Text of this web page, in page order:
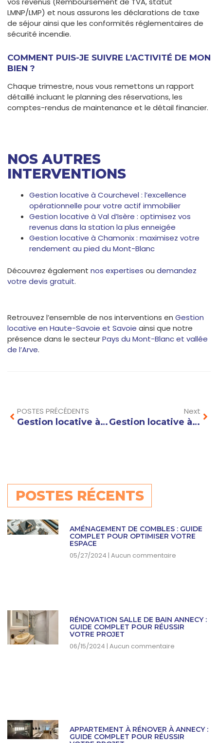
LMNP/LMP) et nous assurons les déclarations de taxe
de séjour ainsi que les conformités réglementaires de
sécurité incendie.
COMMENT PUIS-JE SUIVRE L’ACTIVITÉ DE MON
BIEN ?
Chaque trimestre, nous vous remettons un rapport
détaillé incluant le planning des réservations, les
comptes-rendus de maintenance et le détail financier.
NOS AUTRES
INTERVENTIONS
Gestion locative à Courchevel : l’excellence
opérationnelle pour votre actif immobilier
Gestion locative à Val d’Isère : optimisez vos
revenus dans la station la plus enneigée
Gestion locative à Chamonix : maximisez votre
rendement au pied du Mont-Blanc
Découvrez également nos expertises ou demandez
votre devis gratuit.
Retrouvez l’ensemble de nos interventions en Gestion
locative en Haute-Savoie et Savoie ainsi que notre
présence dans le secteurPays du Mont-Blanc et vallée
de l’Arve.
POSTES PRÉCÉDENTS
Gestion locative à Val d’Isère : optimisez vos revenus dans la station la plus enneigée
Next
Gestion locative à Courchevel : l’excellence opérationnelle pour votre actif immobilier
POSTES RÉCENTS
AMÉNAGEMENT DE COMBLES : GUIDE
COMPLET POUR OPTIMISER VOTRE
ESPACE
05/27/2024 Aucun commentaire
RÉNOVATION SALLE DE BAIN ANNECY :
GUIDE COMPLET POUR RÉUSSIR
VOTRE PROJET
06/15/2024 Aucun commentaire
APPARTEMENT À RÉNOVER À ANNECY :
GUIDE COMPLET POUR RÉUSSIR